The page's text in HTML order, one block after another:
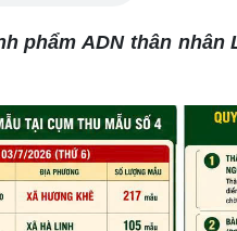
phẩm ADN thân